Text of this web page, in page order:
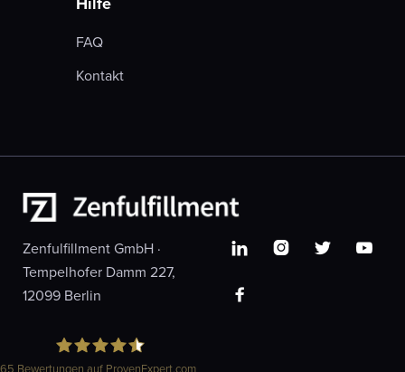
FAQ
Kontakt
   

Zenfulfillment GmbH ·
Tempelhofer Damm 227,
12099 Berlin
65 Bewertungen auf ProvenExpert.com